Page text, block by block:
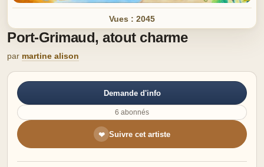
Vues : 2045
Port-Grimaud, atout charme
par martine alison
Demande d'info
6 abonnés
❤ Suivre cet artiste